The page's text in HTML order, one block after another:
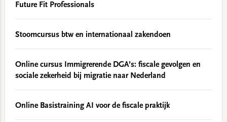
Future Fit Professionals
Stoomcursus btw en internationaal zakendoen
Online cursus Immigrerende DGA’s: fiscale gevolgen en
sociale zekerheid bij migratie naar Nederland
Online Basistraining AI voor de fiscale praktijk